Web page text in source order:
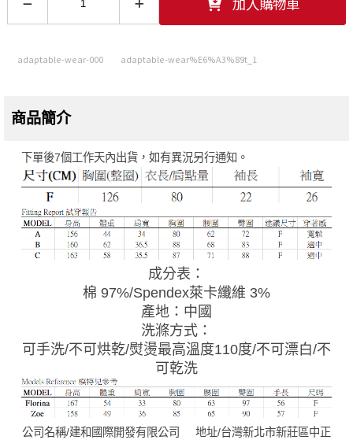
adaptable-wear-000 adaptable-wear%E6%A3%89t_1
商品簡介
下單後7個工作天內出貨，如有異況另行通知。
成分表：
棉 97%/Spendex萊卡纖維 3%
產地：中國
洗滌方式：
可手洗/不可烘乾/熨燙最高溫度110度/不可漂白/不
可乾洗
公司名稱/建和國際開發有限公司 地址/台灣新北市新莊區中正